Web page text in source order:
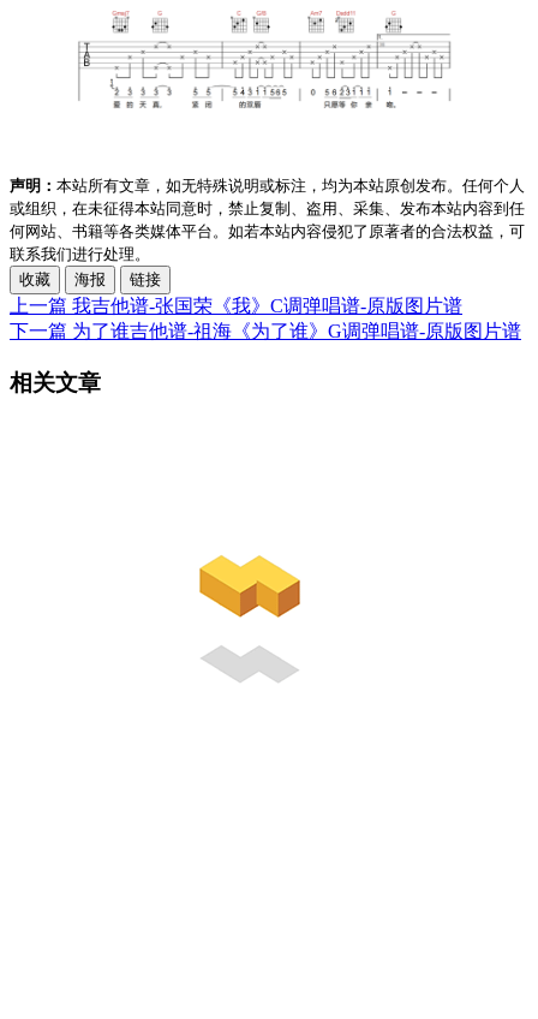
声明： 本站所有文章，如无特殊说明或标注，均为本站原创发布。任何个人
或组织，在未征得本站同意时，禁止复制、盗用、采集、发布本站内容到任
何网站、书籍等各类媒体平台。如若本站内容侵犯了原著者的合法权益，可
联系我们进行处理。
收藏
海报 链接
上一篇 我吉他谱-张国荣《我》C调弹唱谱-原版图片谱
下一篇 为了谁吉他谱-祖海《为了谁》G调弹唱谱-原版图片谱
相关文章